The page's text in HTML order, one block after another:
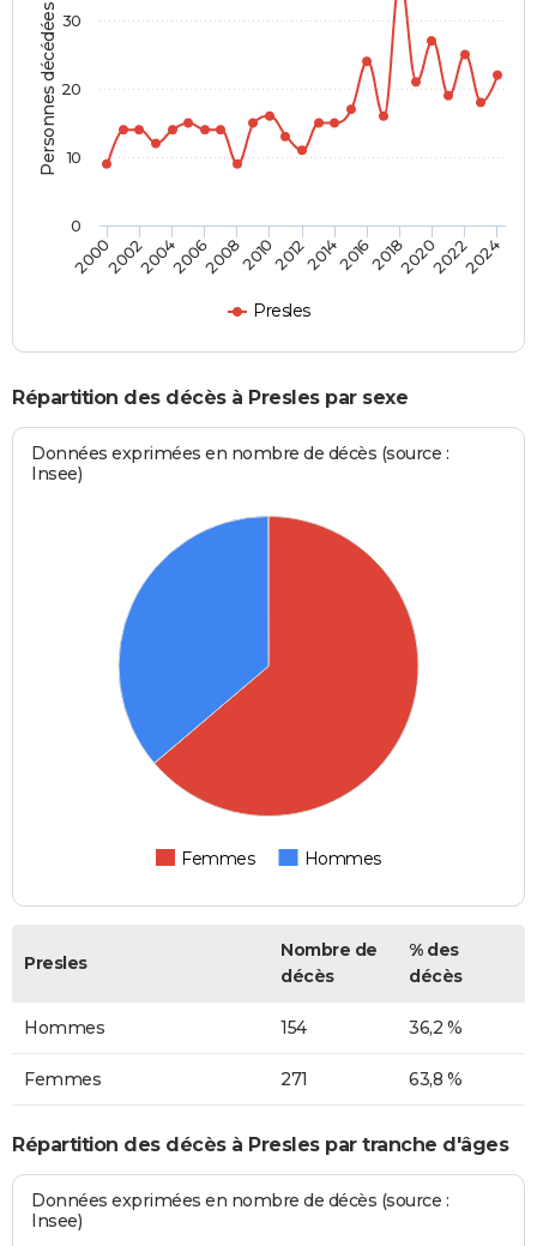
Personnes décédées
Presles
2000200220042006200820102012201420162018202020222024
0
10
20
30
Répartition des décès à Presles par sexe
Données exprimées en nombre de décès (source :
Insee)
Femmes Hommes
Presles
Nombre de
décès
% des
décès
Hommes 154 36,2 %
Femmes 271 63,8 %
Répartition des décès à Presles par tranche d'âges
Données exprimées en nombre de décès (source :
Insee)